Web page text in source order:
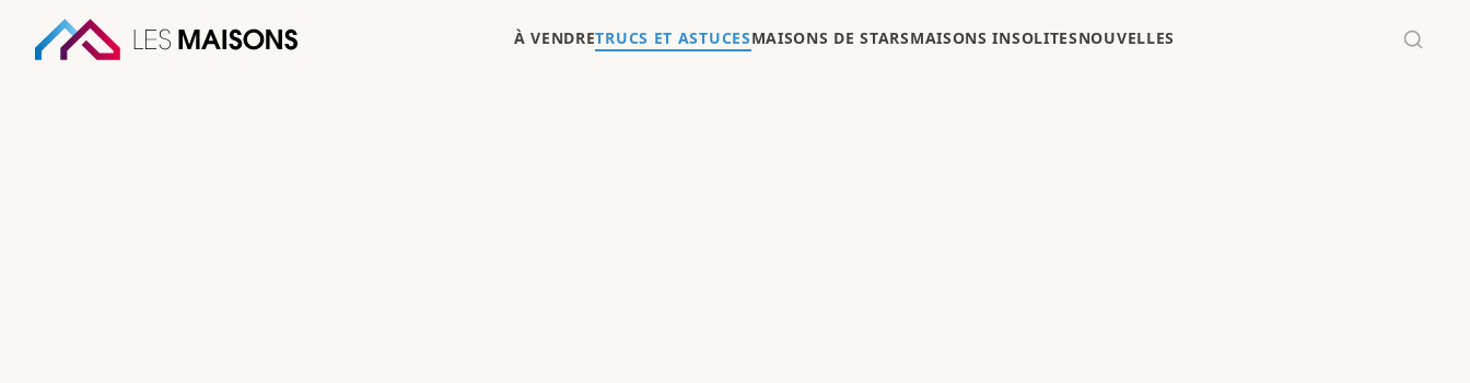
À VENDRETRUCS ET ASTUCESMAISONS DE STARSMAISONS INSOLITESNOUVELLES